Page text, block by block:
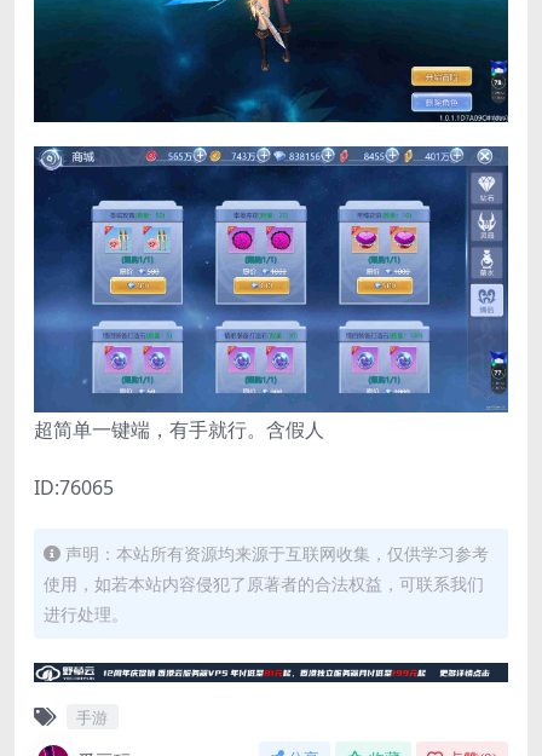
超简单一键端，有手就行。含假人
ID:76065
声明：本站所有资源均来源于互联网收集，仅供学习参考
使用，如若本站内容侵犯了原著者的合法权益，可联系我们
进行处理。
手游